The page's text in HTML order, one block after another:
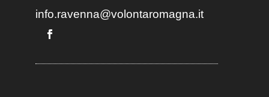
info.ravenna@volontaromagna.it